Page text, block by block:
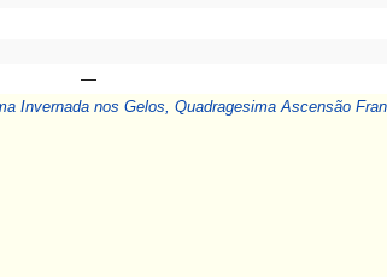
—
Invernada nos Gelos, Quadragesima Ascensão